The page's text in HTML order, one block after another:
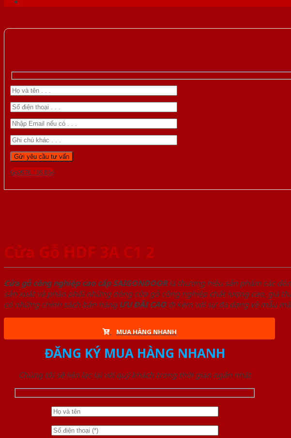
Gọi 0976.169.864
Cửa Gỗ HDF 3A C1 2
Cửa gỗ công nghiệp cao cấp SAIGONDOORlà thương hiệu sản phẩm các
sản xuất và phân phối những dòng cửa gỗ công nghiệp chất lượng cao, giá
có những chính sách bán hàng ƯU ĐÃI CAOđi kèm với sự đa dạng về mẫu
MUA HÀNG NHANH
ĐĂNG KÝ MUA HÀNG NHANH
Chúng tôi sẽ liên lạc lại với quý khách trong thời gian ngắn nhất